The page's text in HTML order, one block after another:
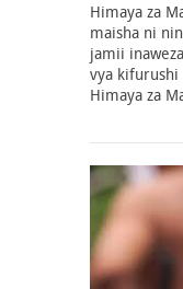
Himaya za
maisha ni
jamii
vya kifurushi
Himaya za